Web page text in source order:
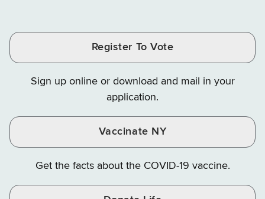
Facebook
Instagram
Finance
X
YouTube
Register To Vote
Sign up online or download and mail in your
application.
Vaccinate NY
Get the facts about the COVID-19 vaccine.